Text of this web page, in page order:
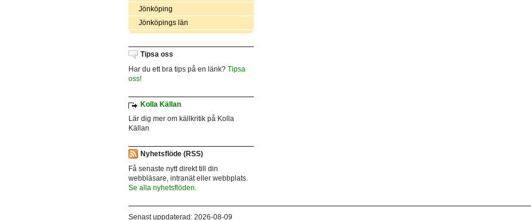
Jönköping
Jönköpings län
Tipsa oss
Har du ett bra tips på en länk? Tipsa
oss!
Kolla Källan
Lär dig mer om källkritik på Kolla
Källan
Nyhetsflöde (RSS)
Få senaste nytt direkt till din
webbläsare, intranät eller webbplats.
Se alla nyhetsflöden.
Senast uppdaterad: 2026-08-09